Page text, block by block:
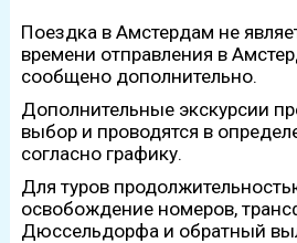
Поездка в Амстердам не
времени отправления в
сообщено дополнительно.
Дополнительные экскурсии
выбор и проводятся в
согласно графику.
Для туров
освобождение номеров,
Дюссельдорфа и обратный